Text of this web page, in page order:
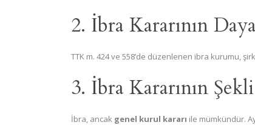
2. İbra Kararının
TTK m. 424 ve 558’de düzenlenen ibra kurumu,
3. İbra Kararının Şekli
İbra, ancak genel kurul kararı ile mümkündür.